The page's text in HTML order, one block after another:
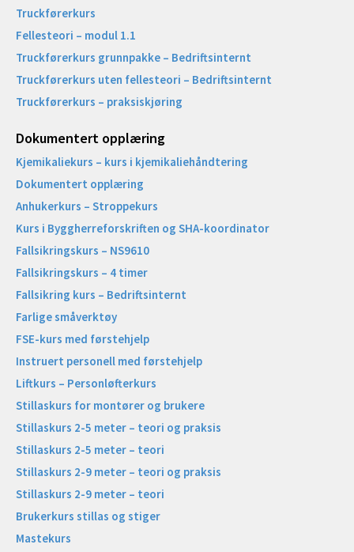
Truckførerkurs
Fellesteori – modul 1.1
Truckførerkurs grunnpakke – Bedriftsinternt
Truckførerkurs uten fellesteori – Bedriftsinternt
Truckførerkurs – praksiskjøring
Dokumentert opplæring
Kjemikaliekurs – kurs i kjemikaliehåndtering
Dokumentert opplæring
Anhukerkurs – Stroppekurs
Kurs i Byggherreforskriften og SHA-koordinator
Fallsikringskurs – NS9610
Fallsikringskurs – 4 timer
Fallsikring kurs – Bedriftsinternt
Farlige småverktøy
FSE-kurs med førstehjelp
Instruert personell med førstehjelp
Liftkurs – Personløfterkurs
Stillaskurs for montører og brukere
Stillaskurs 2-5 meter – teori og praksis
Stillaskurs 2-5 meter – teori
Stillaskurs 2-9 meter – teori og praksis
Stillaskurs 2-9 meter – teori
Brukerkurs stillas og stiger
Mastekurs